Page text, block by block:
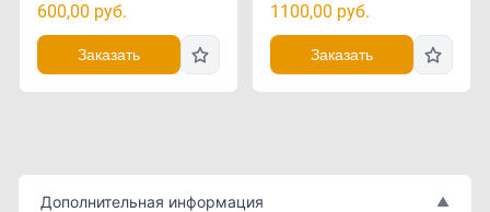
600,00 руб.
Заказать
1100,00 руб.
Заказать
Дополнительная информация ▲